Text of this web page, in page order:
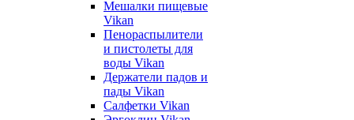
Мешалки пищевые
Vikan
Пенораспылители
и пистолеты для
воды Vikan
Держатели падов и
пады Vikan
Салфетки Vikan